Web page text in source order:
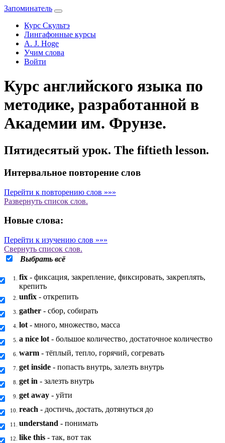
Запоминатель
Курс Скультэ
Лингафонные курсы
A. J. Hoge
Учим слова
Войти
Курс английского языка по
методике, разработанной в
Академии им. Фрунзе.
Пятидесятый урок. The fiftieth lesson.
Интервальное повторение слов
Перейти к повторению слов »»»
Развернуть список слов.
Новые слова:
Перейти к изучению слов »»»
Свернуть список слов.
Выбрать всё
1. fix - фиксация, закрепление, фиксировать, закреплять,
крепить
2. unfix - открепить
3. gather - сбор, собирать
4. lot - много, множество, масса
5. a nice lot - большое количество, достаточное количество
6. warm - тёплый, тепло, горячий, согревать
7. get inside - попасть внутрь, залезть внутрь
8. get in - залезть внутрь
9. get away - уйти
10. reach - достичь, достать, дотянуться до
11. understand - понимать
12. like this - так, вот так